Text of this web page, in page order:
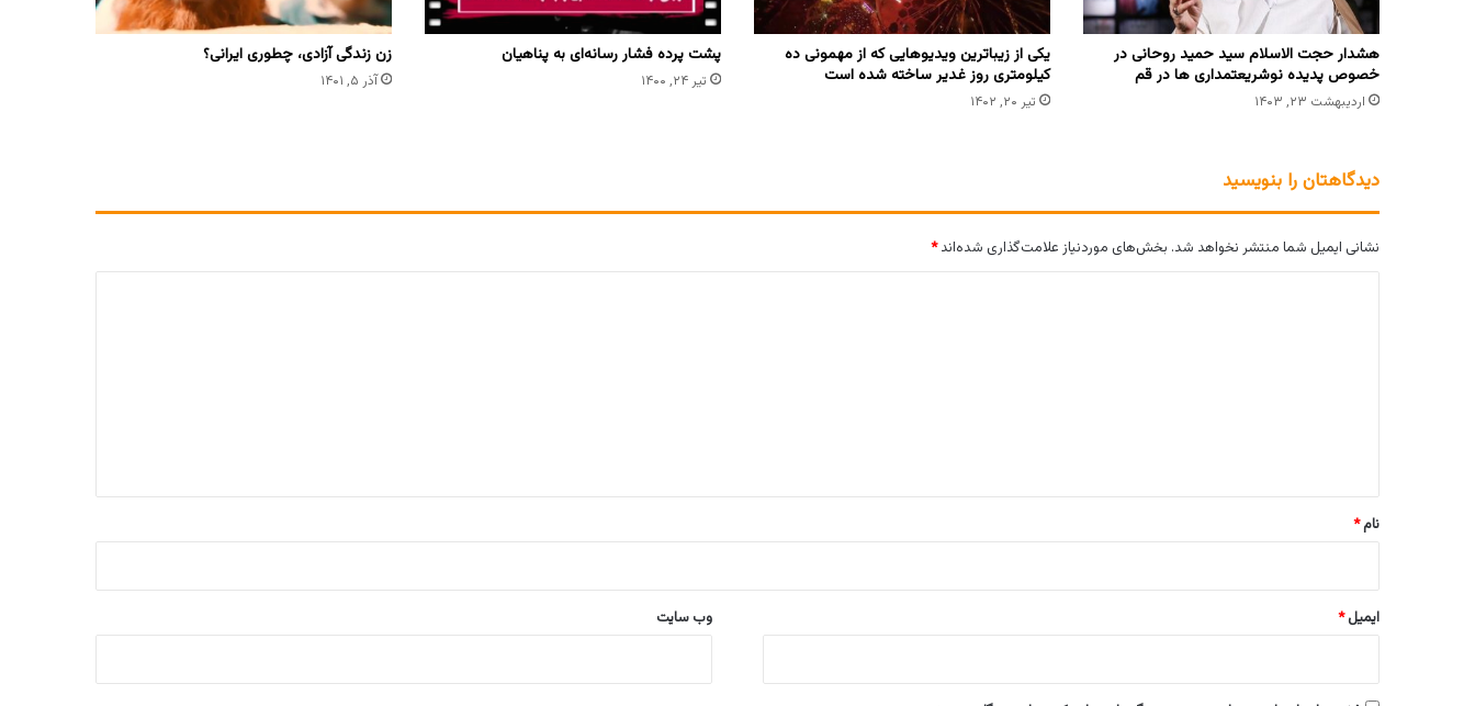
هشدار حجت الاسلام سید حمید روحانی در
خصوص پدیده نوشریعتمداری ها در قم
اردیبهشت ۲۳, ۱۴۰۳
یکی از زیباترین ویدیوهایی که از مهمونی ده
کیلومتری روز غدیر ساخته شده است
تیر ۲۰, ۱۴۰۲
پشت‌ پرده فشار رسانه‌ای به پناهیان
تیر ۲۴, ۱۴۰۰
زن زندگی آزادی، چطوری ایرانی؟
آذر ۵, ۱۴۰۱
دیدگاهتان را بنویسید
نشانی ایمیل شما منتشر نخواهد شد. بخش‌های موردنیاز علامت‌گذاری شده‌اند*
نام*
ایمیل* وب‌ سایت